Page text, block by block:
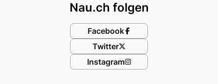
Nau.ch folgen
Facebook
Twitter
Instagram